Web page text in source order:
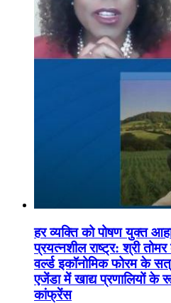
हर व्यक्ति को पोषण युक्त
प्रयत्नशील राष्ट्र: श्री
वर्ल्ड इकॉनोमिक फोरम के
एजेंडा में खाद्य प्रणालियों के
कांफ्रेंस